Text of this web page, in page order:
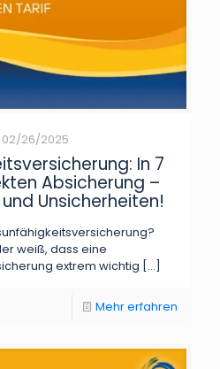
02/26/2025
In 7
Absicherung –
Unsicherheiten!
weiß, dass eine
extrem wichtig […]
Mehr erfahren